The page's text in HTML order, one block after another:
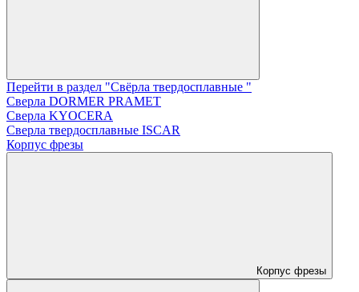
Перейти в раздел "Свёрла твердосплавные "
Сверла DORMER PRAMET
Сверла KYOCERA
Сверла твердосплавные ISCAR
Корпус фрезы
Корпус фрезы